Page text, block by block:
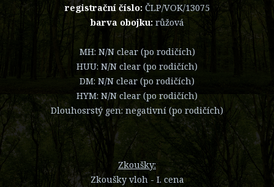
registrační číslo: ČLP/VOK/13075
barva obojku:růžová
MH: N/N clear (po rodičích)
HUU: N/N clear (po rodičích)
DM: N/N clear (po rodičích)
HYM: N/N clear (po rodičích)
Dlouhosrstý gen: negativní (po rodičích)
Zkoušky:
Zkoušky vloh - I. cena